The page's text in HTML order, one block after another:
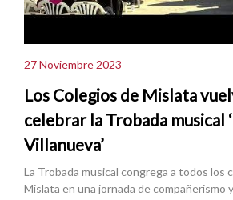
27 Noviembre 2023
Los Colegios de Mislata
celebrar la Trobada musical
Villanueva’
La Trobada musical congrega a todos los
Mislata en una jornada de compañerismo